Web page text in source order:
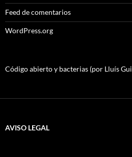
Feed de comentarios
WordPress.org
Código abierto y bacterias (por Lluís
AVISO LEGAL